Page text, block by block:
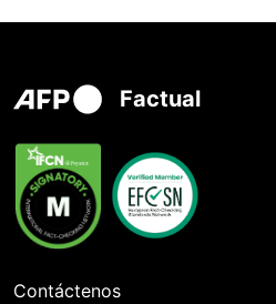
Factual
Contáctenos